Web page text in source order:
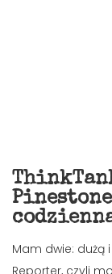
Mam dwie: dużą
Reporter, czyli